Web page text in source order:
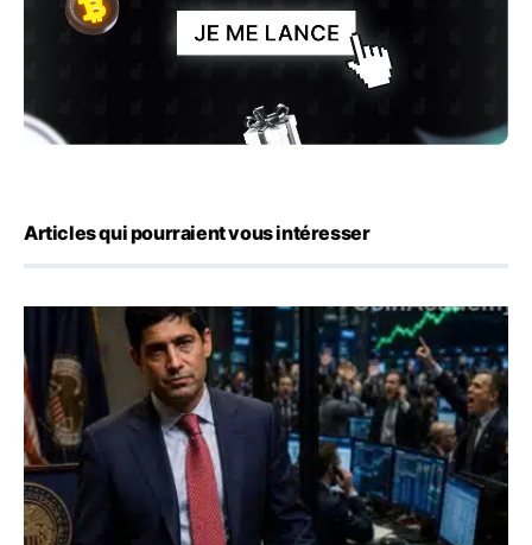
Articles qui pourraient vous intéresser
Emploi américain : 23 000 postes détruits en juillet, les